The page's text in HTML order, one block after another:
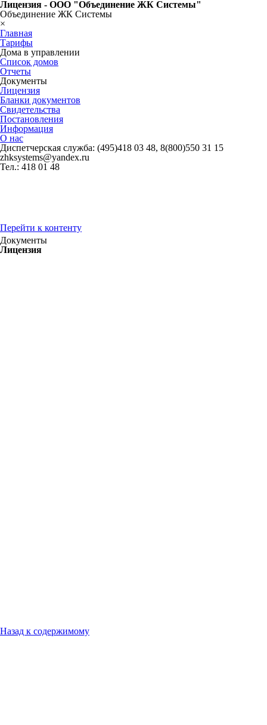
Лицензия - ООО "Объединение ЖК Системы"
Объединение ЖК Системы
×
Главная
Тарифы
Дома в управлении
Список домов
Отчеты
Документы
Лицензия
Бланки документов
Свидетельства
Постановления
Информация
О нас
Диспетчерская служба: (495)418 03 48, 8(800)550 31 15
zhksystems@yandex.ru
Тел.: 418 01 48
Перейти к контенту
Документы
Лицензия
Назад к содержимому